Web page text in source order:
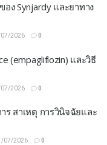
อง Synjardy และยาทาง
2026 0
(empagliflozin) และวิธี
2026 0
ร สาเหตุ การวินิจฉัยและ
07/2026 0